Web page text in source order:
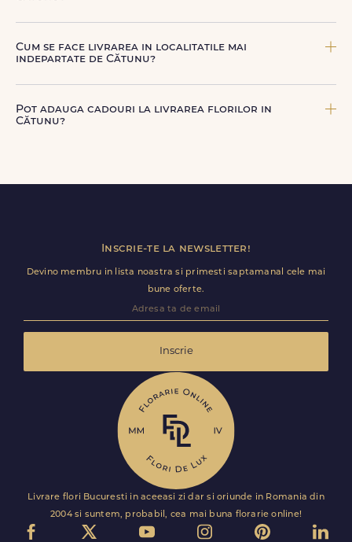
aniversari, onomastici, sarbatori, evenimente speciale sau
gesturi spontane, toate create din flori naturale proaspete.
Cum se face livrarea in localitatile mai
indepartate de Cătunu?
nostri dedicati sau ai optiunea de livrare la cutie, prin
firma de curierat, cu un cost mai avantajos si ambalare
Pot adauga cadouri la livrarea florilor in
Cătunu?
premium direct in cosul de cumparaturi.
Inscrie-te la newsletter!
Devino membru in lista noastra si primesti saptamanal cele mai
bune oferte.
Inscrie
Livrare flori Bucuresti in aceeasi zi dar si oriunde in Romania din
2004 si suntem, probabil, cea mai buna florarie online!